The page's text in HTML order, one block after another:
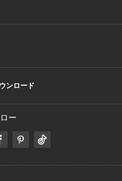
ンロード
ー